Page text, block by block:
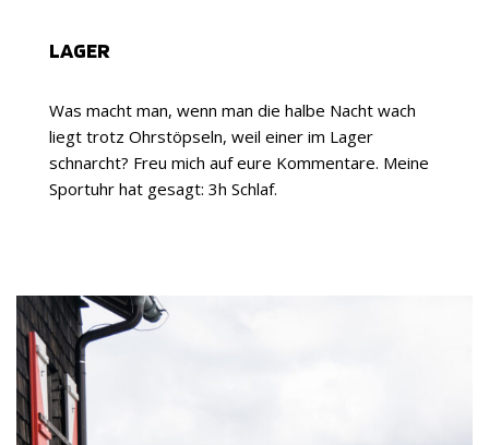
LAGER
Was macht man, wenn man die halbe Nacht wach
liegt trotz Ohrstöpseln, weil einer im Lager
schnarcht? Freu mich auf eure Kommentare. Meine
Sportuhr hat gesagt: 3h Schlaf.